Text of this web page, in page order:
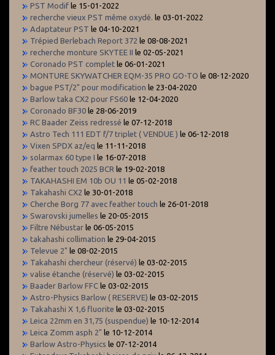
PST Modif le 15-01-2022
recherche vieux PST même oxydé. le 03-01-2022
Adaptateur PST le 04-10-2021
Trépied Berlebach Report 372 le 08-08-2021
recherche monture SKYTEE II le 02-05-2021
Coronado PST complet le 06-01-2021
MONTURE SKYWATCHER EQM-35 PRO GO-TO le 08-12-2020
bague PST/2" pour modification le 23-04-2020
Barlow taka CX2 pour FS60 le 12-04-2020
Coronado BF30 le 28-06-2019
RC Baader Zeiss redressé le 07-12-2018
Astro Tech 111 EDT f/7 triplet ( VENDUE ) le 06-12-2018
Vixen SPDX az/eq le 11-11-2018
solarmax 60 type I le 16-07-2018
feather touch 2025 BCR le 19-02-2018
TAKAHASHI EM 10b OU 11 le 05-02-2018
Takahashi CX2 le 30-01-2018
Cherche Borg 77 avec feather touch le 26-01-2018
Swarovski jumelles le 20-05-2015
Filtre Nébustar le 06-05-2015
takahashi collimation le 29-04-2015
Televue 2" le 08-02-2015
Takahashi chercheur (réservé) le 03-02-2015
valise étanche (réservé) le 03-02-2015
Baader Barlow FFC le 03-02-2015
Astro-Physics Barlow ( RESERVE) le 03-02-2015
Takahashi X 1,6 fluorite le 03-02-2015
Leica 22mm en 31,75 (suspendue) le 10-12-2014
Leica Zomm asph 2" le 10-12-2014
Barlow Astro-Physics le 07-12-2014